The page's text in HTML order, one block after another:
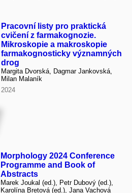
Pracovní listy pro praktická
cvičení z farmakognozie.
Mikroskopie a makroskopie
farmakognosticky významných
drog
Margita Dvorská, Dagmar Jankovská,
Milan Malaník
2024
Morphology 2024 Conference
Programme and Book of
Abstracts
Marek Joukal (ed.), Petr Dubový (ed.),
Karolína Bretová (ed.), Jana Vachová